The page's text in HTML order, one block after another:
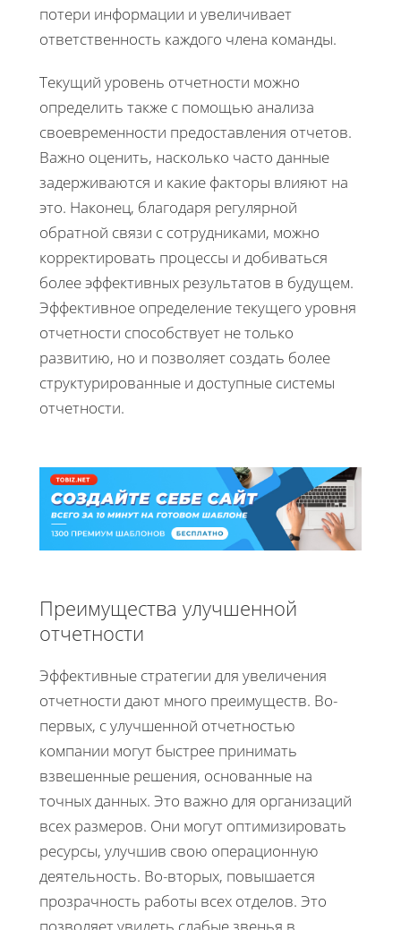
потери информации и увеличивает
ответственность каждого члена команды.
Текущий уровень отчетности можно
определить также с помощью анализа
своевременности предоставления отчетов.
Важно оценить, насколько часто данные
задерживаются и какие факторы влияют на
это. Наконец, благодаря регулярной
обратной связи с сотрудниками, можно
корректировать процессы и добиваться
более эффективных результатов в будущем.
Эффективное определение текущего уровня
отчетности способствует не только
развитию, но и позволяет создать более
структурированные и доступные системы
отчетности.
Преимущества улучшенной
отчетности
Эффективные стратегии для увеличения
отчетности дают много преимуществ. Во-
первых, с улучшенной отчетностью
компании могут быстрее принимать
взвешенные решения, основанные на
точных данных. Это важно для организаций
всех размеров. Они могут оптимизировать
ресурсы, улучшив свою операционную
деятельность. Во-вторых, повышается
прозрачность работы всех отделов. Это
позволяет увидеть слабые звенья в